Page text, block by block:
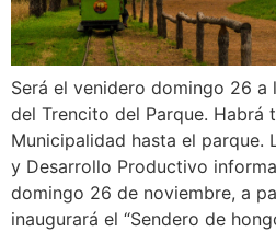
Será el venidero domingo 26 a
del Trencito del Parque. Habrá
Municipalidad hasta el parque.
y Desarrollo Productivo
domingo 26 de noviembre, a
inaugurará el “Sendero de